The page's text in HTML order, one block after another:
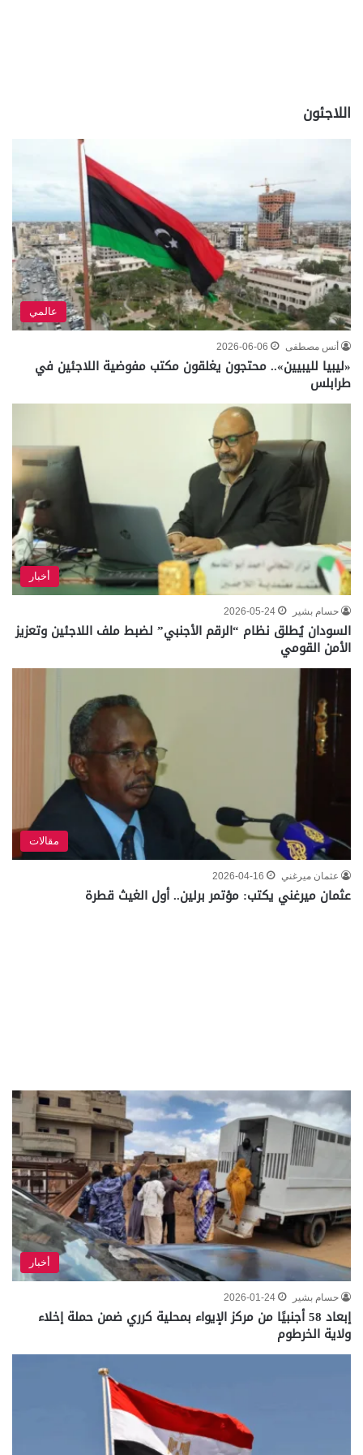
اللاجئون
عالمي
أنس مصطفى 2026-06-06
«ليبيا لليبيين».. محتجون يغلقون مكتب مفوضية اللاجئين في
طرابلس
أخبار
حسام بشير 2026-05-24
السودان يُطلق نظام “الرقم الأجنبي” لضبط ملف اللاجئين وتعزيز
الأمن القومي
مقالات
عثمان ميرغني 2026-04-16
عثمان ميرغني يكتب: مؤتمر برلين.. أول الغيث قطرة
أخبار
حسام بشير 2026-01-24
إبعاد 58 أجنبيًا من مركز الإيواء بمحلية كرري ضمن حملة إخلاء
ولاية الخرطوم